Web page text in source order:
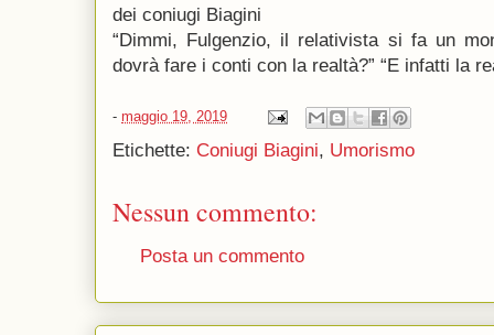
dei coniugi Biagini
“Dimmi, Fulgenzio, il relativista si fa un
dovrà fare i conti con la realtà?” “E infatti la
- maggio 19, 2019
Etichette: Coniugi Biagini, Umorismo
Nessun commento:
Posta un commento